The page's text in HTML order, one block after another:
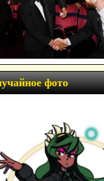
фото